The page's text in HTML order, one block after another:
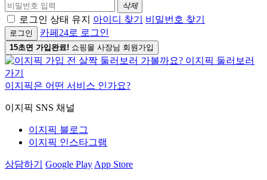
삭제
로그인 상태 유지 아이디 찾기 비밀번호 찾기
로그인 카페24로 로그인
15초면 가입완료! 쇼핑몰 사장님 회원가입
이지픽은 어떤 서비스 인가요?
이지픽 SNS 채널
이지픽 블로그
이지픽 인스타그램
상담하기 Google Play App Store